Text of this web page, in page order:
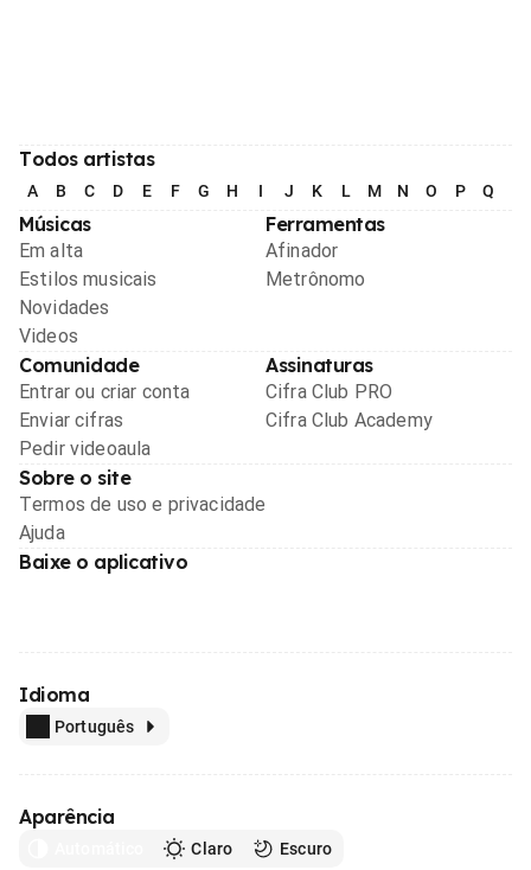
Todos artistas
A B C D E F G H I J K L M N O P Q
Músicas
Em alta
Estilos musicais
Novidades
Videos
Ferramentas
Afinador
Metrônomo
Comunidade
Entrar ou criar conta
Enviar cifras
Pedir videoaula
Assinaturas
Cifra Club PRO
Cifra Club Academy
Sobre o site
Termos de uso e privacidade
Ajuda
Baixe o aplicativo
Idioma
Português
Aparência
Claro Escuro